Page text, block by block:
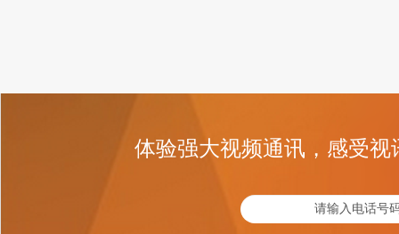
体验强大视频通讯，感受